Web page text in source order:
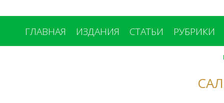
ГЛАВНАЯ ИЗДАНИЯ СТАТЬИ РУБРИКИ